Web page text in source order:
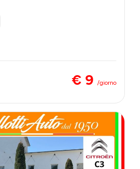
€ 9 /giorno